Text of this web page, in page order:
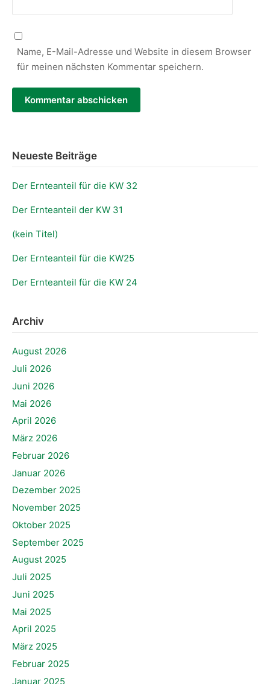
Name, E-Mail-Adresse und Website in diesem Browser
für meinen nächsten Kommentar speichern.
Neueste Beiträge
Der Ernteanteil für die KW 32
Der Ernteanteil der KW 31
(kein Titel)
Der Ernteanteil für die KW25
Der Ernteanteil für die KW 24
Archiv
August 2026
Juli 2026
Juni 2026
Mai 2026
April 2026
März 2026
Februar 2026
Januar 2026
Dezember 2025
November 2025
Oktober 2025
September 2025
August 2025
Juli 2025
Juni 2025
Mai 2025
April 2025
März 2025
Februar 2025
Januar 2025